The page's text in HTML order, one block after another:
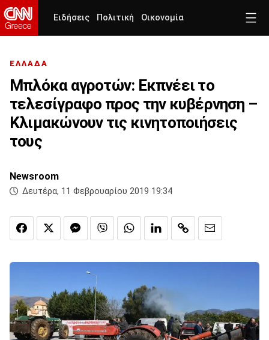
Ειδήσεις Πολιτική Οικονομία
ΕΛΛΑΔΑ
Μπλόκα αγροτών: Εκπνέει το
τελεσίγραφο προς την κυβέρνηση –
Κλιμακώνουν τις κινητοποιήσεις
τους
Newsroom
Δευτέρα, 11 Φεβρουαρίου 2019 19:34